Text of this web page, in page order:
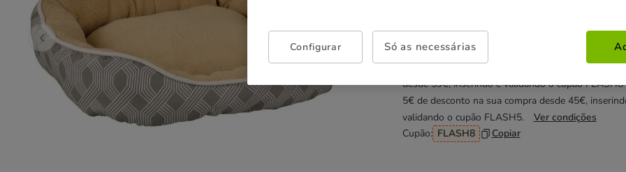
Não perca esta promoção
Até - 8€! Obtenha 8€ de desconto na sua compra
desde 59€, inserindo e validando o cupão FLASH8
5€ de desconto na sua compra desde 45€,
validando o cupão FLASH5.
Ver condições
Cupão: FLASH8 Copiar
Configurar Só as necessárias